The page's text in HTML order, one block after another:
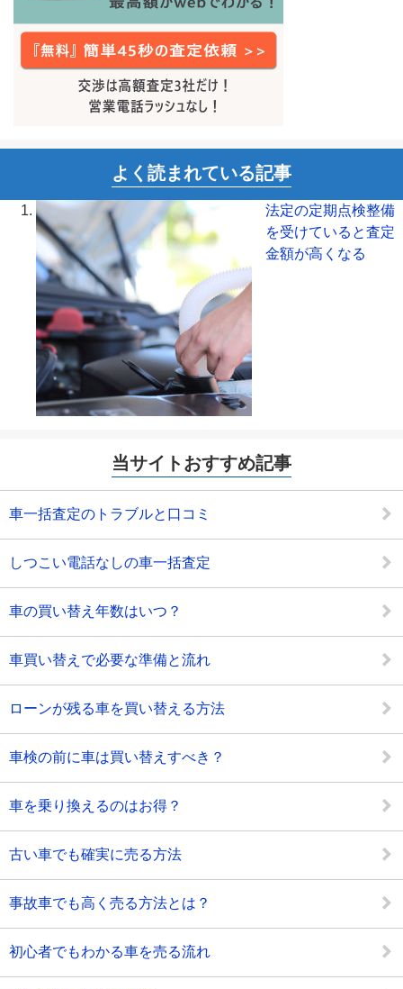
よく読まれている記事
法定の定期点検整備
を受けていると査定
金額が高くなる
当サイトおすすめ記事
車一括査定のトラブルと口コミ
しつこい電話なしの車一括査定
車の買い替え年数はいつ？
車買い替えで必要な準備と流れ
ローンが残る車を買い替える方法
車検の前に車は買い替えすべき？
車を乗り換えるのはお得？
古い車でも確実に売る方法
事故車でも高く売る方法とは？
初心者でもわかる車を売る流れ